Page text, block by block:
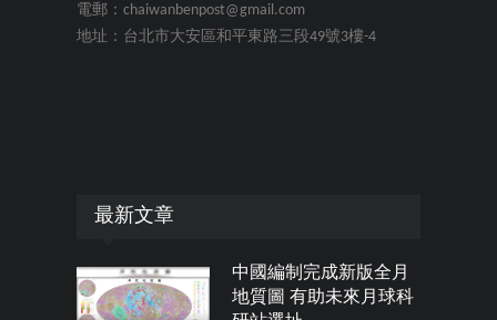
電郵：chaiwanbenpost@gmail.com
地址：台北市大安區和平東路三段49號3樓-4
最新文章
中國編制完成新版全月
地質圖 有助未來月球科